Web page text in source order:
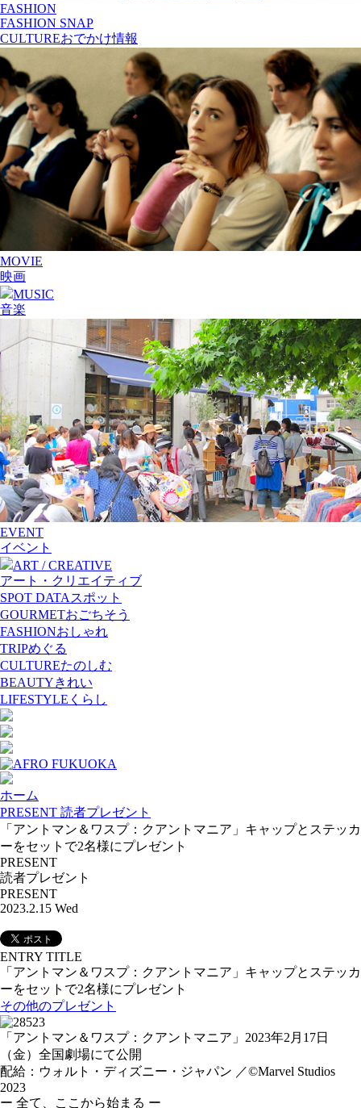
FASHION
FASHION SNAP
CULTUREおでかけ情報
MOVIE
映画
MUSIC
音楽
EVENT
イベント
ART / CREATIVE
アート・クリエイティブ
SPOT DATA スポット
GOURMETおごちそう
FASHIONおしゃれ
TRIPめぐる
CULTUREたのしむ
BEAUTYきれい
LIFESTYLE くらし
ホーム
PRESENT 読者プレゼント
「アントマン＆ワスプ：クアントマニア」キャップとステッカ
ーをセットで2名様にプレゼント
PRESENT
読者プレゼント
PRESENT
2023.2.15 Wed
ENTRY TITLE
「アントマン＆ワスプ：クアントマニア」キャップとステッカ
ーをセットで2名様にプレゼント
その他のプレゼント
「アントマン＆ワスプ：クアントマニア」2023年2月17日
（金）全国劇場にて公開
配給：ウォルト・ディズニー・ジャパン ／©Marvel Studios
2023
ー 全て、ここから始まる ー